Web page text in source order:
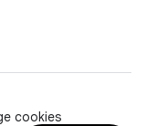
cookies